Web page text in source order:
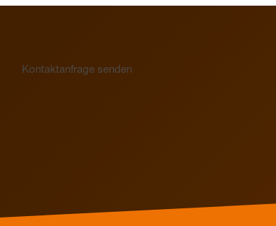
Kontaktanfrage senden